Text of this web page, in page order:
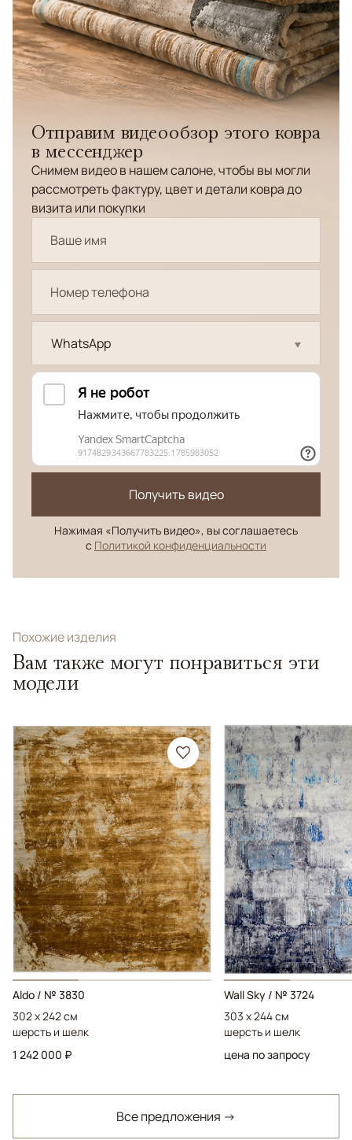
Отправим видеообзор этого ковра
в мессенджер
Снимем видео в нашем салоне, чтобы вы могли
рассмотреть фактуру, цвет и детали ковра до
визита или покупки
WhatsApp
Получить видео
Нажимая «Получить видео», вы соглашаетесь
с Политикой конфиденциальности
Похожие изделия
Вам также могут понравиться эти
модели
Aldo / № 3830
302 x 242 см
шерсть и шелк
1 242 000 ₽
Wall Sky / № 3724
303 x 244 см
шерсть и шелк
цена по запросу
Все предложения →